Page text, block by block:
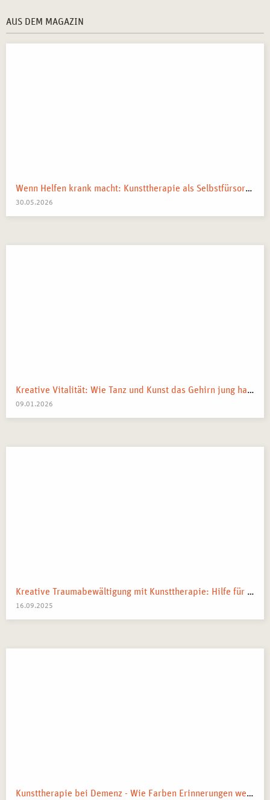
AUS DEM MAGAZIN
Wenn Helfen krank macht: Kunsttherapie als Selbstfürsorge in pflegenden und beratenden Berufen
30.05.2026
Kreative Vitalität: Wie Tanz und Kunst das Gehirn jung halten
09.01.2026
Kreative Traumabewältigung mit Kunsttherapie: Hilfe für Kriegsflüchtlinge
16.09.2025
Kunsttherapie bei Demenz - Wie Farben Erinnerungen wecken